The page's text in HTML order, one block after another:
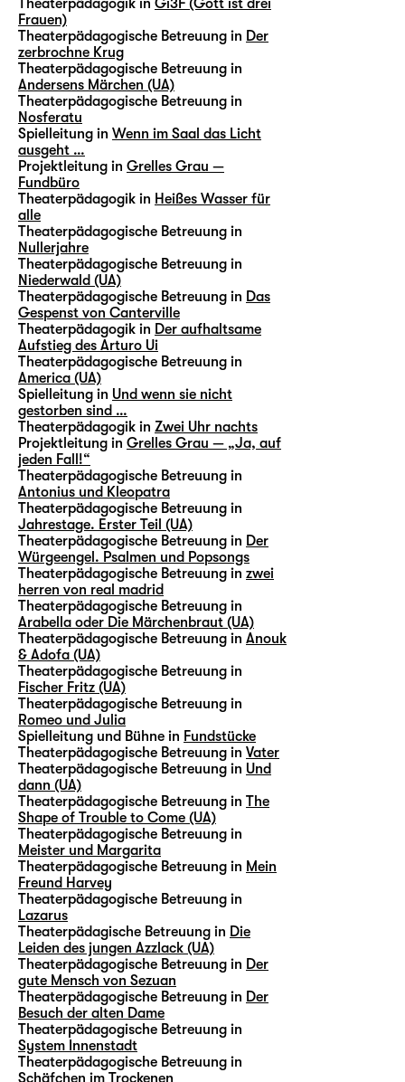
Theaterpädagogik in Gi3F (Gott ist drei
Frauen)
Theaterpädagogische Betreuung in Der
zerbrochne Krug
Theaterpädagogische Betreuung in
Andersens Märchen (UA)
Theaterpädagogische Betreuung in
Nosferatu
Spielleitung in Wenn im Saal das Licht
ausgeht …
Projektleitung in Grelles Grau —
Fundbüro
Theaterpädagogik in Heißes Wasser für
alle
Theaterpädagogische Betreuung in
Nullerjahre
Theaterpädagogische Betreuung in
Niederwald (UA)
Theaterpädagogische Betreuung in Das
Gespenst von Canterville
Theaterpädagogik in Der aufhaltsame
Aufstieg des Arturo Ui
Theaterpädagogische Betreuung in
America (UA)
Spielleitung in Und wenn sie nicht
gestorben sind …
Theaterpädagogik in Zwei Uhr nachts
Projektleitung in Grelles Grau — „Ja, auf
jeden Fall!“
Theaterpädagogische Betreuung in
Antonius und Kleopatra
Theaterpädagogische Betreuung in
Jahrestage. Erster Teil (UA)
Theaterpädagogische Betreuung in Der
Würgeengel. Psalmen und Popsongs
Theaterpädagogische Betreuung in zwei
herren von real madrid
Theaterpädagogische Betreuung in
Arabella oder Die Märchenbraut (UA)
Theaterpädagogische Betreuung in Anouk
& Adofa (UA)
Theaterpädagogische Betreuung in
Fischer Fritz (UA)
Theaterpädagogische Betreuung in
Romeo und Julia
Spielleitung und Bühne in Fundstücke
Theaterpädagogische Betreuung in Vater
Theaterpädagogische Betreuung in Und
dann (UA)
Theaterpädagogische Betreuung in The
Shape of Trouble to Come (UA)
Theaterpädagogische Betreuung in
Meister und Margarita
Theaterpädagogische Betreuung in Mein
Freund Harvey
Theaterpädagogische Betreuung in
Lazarus
Theaterpädagische Betreuung in Die
Leiden des jungen Azzlack (UA)
Theaterpädagogische Betreuung in Der
gute Mensch von Sezuan
Theaterpädagogische Betreuung in Der
Besuch der alten Dame
Theaterpädagogische Betreuung in
System Innenstadt
Theaterpädagogische Betreuung in
Schäfchen im Trockenen